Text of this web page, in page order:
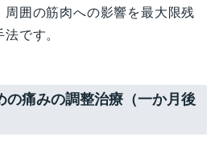
周囲の筋肉への影響を最大限残
です。
の痛みの調整治療（一か月後